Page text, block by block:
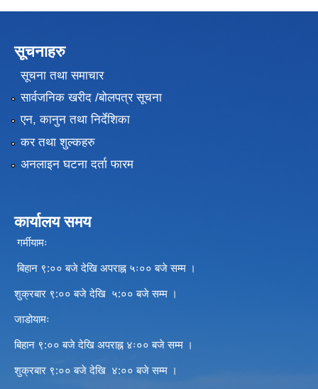
सूचनाहरु
सूचना तथा समाचार
सार्वजनिक खरीद /बोलपत्र सूचना
एन, कानुन तथा निर्देशिका
कर तथा शुल्कहरु
अनलाइन घटना दर्ता फारम
कार्यालय समय
गर्मीयामः
बिहान ९:०० बजे देखि अपराह्न ५ः०० बजे सम्म ।
शुक्रबार ९:०० बजे देखि ५:०० बजे सम्म ।
जाडोयामः
बिहान ९:०० बजे देखि अपराह्न ४ः०० बजे सम्म ।
शुक्रबार ९:०० बजे देखि ४:०० बजे सम्म ।